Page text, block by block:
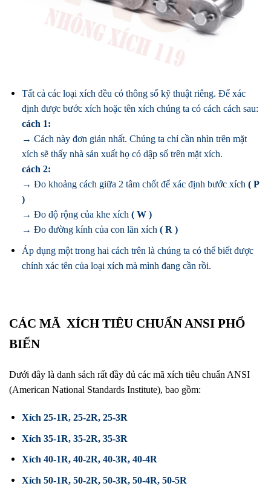
Tất cả các loại xích đều có thông số kỹ thuật riêng. Để xác
định được bước xích hoặc tên xích chúng ta có cách cách sau:
cách 1:
→ Cách này đơn giản nhất. Chúng ta chỉ cần nhìn trên mặt
xích sẽ thấy nhà sản xuất họ có dập số trên mặt xích.
cách 2:
→ Đo khoảng cách giữa 2 tâm chốt để xác định bước xích ( P
)
→ Đo độ rộng của khe xích ( W )
→ Đo đường kính của con lăn xích ( R )
Áp dụng một trong hai cách trên là chúng ta có thể biết được
chính xác tên của loại xích mà mình đang cần rồi.
CÁC MÃ XÍCH TIÊU CHUẨN ANSI PHỔ
BIẾN
Dưới đây là danh sách rất đầy đủ các mã xích tiêu chuẩn ANSI
(American National Standards Institute), bao gồm:
Xích 25-1R, 25-2R, 25-3R
Xích 35-1R, 35-2R, 35-3R
Xích 40-1R, 40-2R, 40-3R, 40-4R
Xích 50-1R, 50-2R, 50-3R, 50-4R, 50-5R